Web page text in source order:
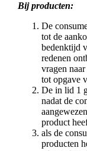
Bij producten:
De
tot de
bedenktijd
redenen
vragen
tot opgave
De in lid 1
nadat de
product
als de
producten